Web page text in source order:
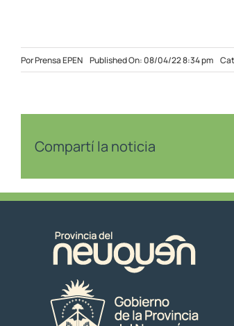
PorPrensa EPEN Published On: 08/04/22 8:34 pm
Compartí la noticia